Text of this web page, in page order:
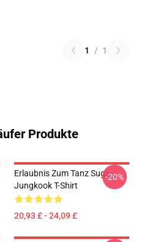
1 / 1
Produkte
Erlaubnis Zum Tanz Suga
Jungkook T-Shirt
20,93 £ - 24,09 £
-20%